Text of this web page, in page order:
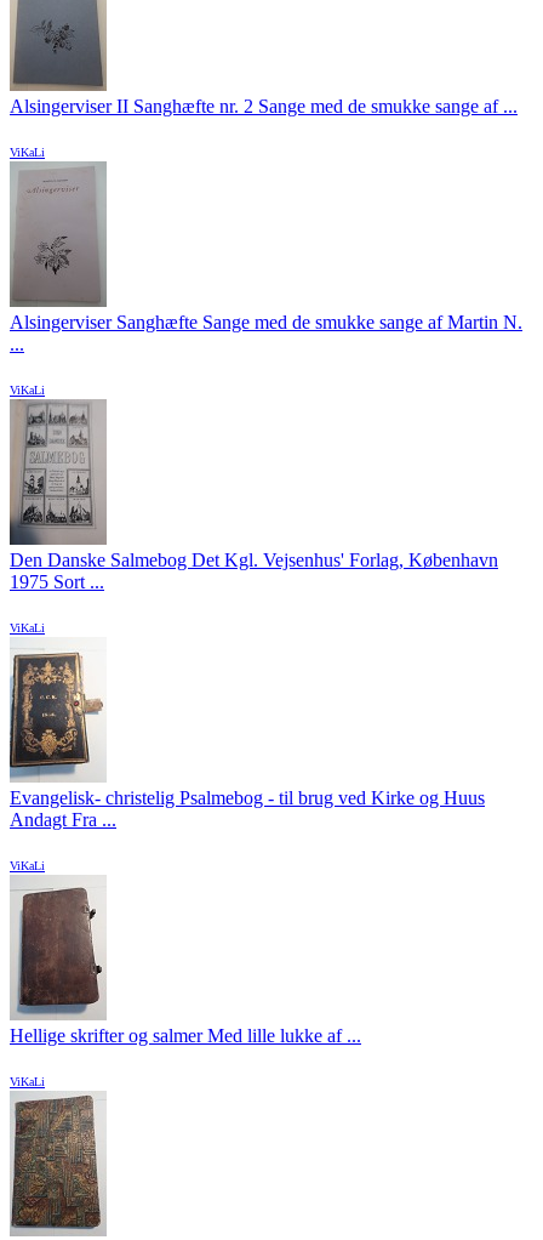
Alsingerviser II Sanghæfte nr. 2 Sange med de smukke sange af ...
ViKaLi
Alsingerviser Sanghæfte Sange med de smukke sange af Martin N.
...
ViKaLi
Den Danske Salmebog Det Kgl. Vejsenhus' Forlag, København
1975 Sort ...
ViKaLi
Evangelisk- christelig Psalmebog - til brug ved Kirke og Huus
Andagt Fra ...
ViKaLi
Hellige skrifter og salmer Med lille lukke af ...
ViKaLi